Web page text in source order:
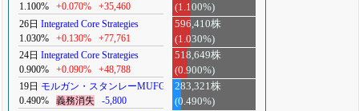
1.100%
+0.070% +35,460
(1.100%)
26日 Integrated Core Strategies
1.030%
+0.130% +77,761
596,410株
(1.030%)
24日 Integrated Core Strategies
0.900%
+0.090% +48,788
518,649株
(0.900%)
19日 モルガン・スタンレーMUFG
0.490%
義務消失 -5,800
283,321株
(0.490%)